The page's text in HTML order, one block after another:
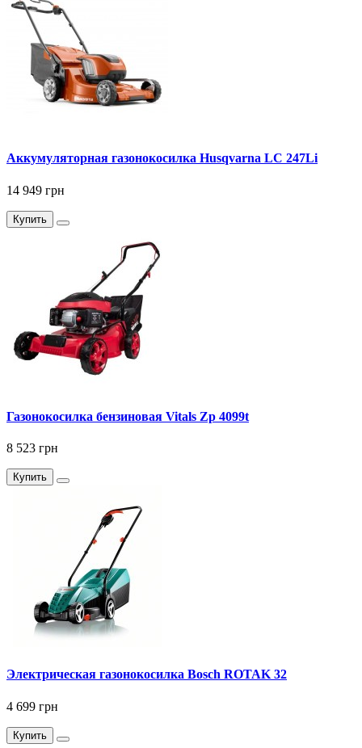
Аккумуляторная газонокосилка Husqvarna LC 247Li
14 949 грн
Купить
Газонокосилка бензиновая Vitals Zp 4099t
8 523 грн
Купить
Электрическая газонокосилка Bosch ROTAK 32
4 699 грн
Купить